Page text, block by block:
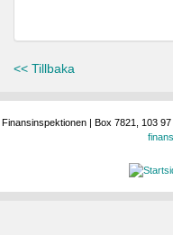
<< Tillbaka
Finansinspektionen | Box 7821, 103